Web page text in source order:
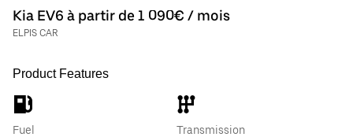
Kia EV6 à partir de 1 090€ / mois
ELPIS CAR
Product Features
Fuel
Transmission